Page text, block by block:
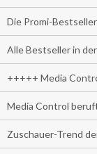
Die Promi-
Alle Bestseller in
+++++ Media
Media Control
Zuschauer-Trend